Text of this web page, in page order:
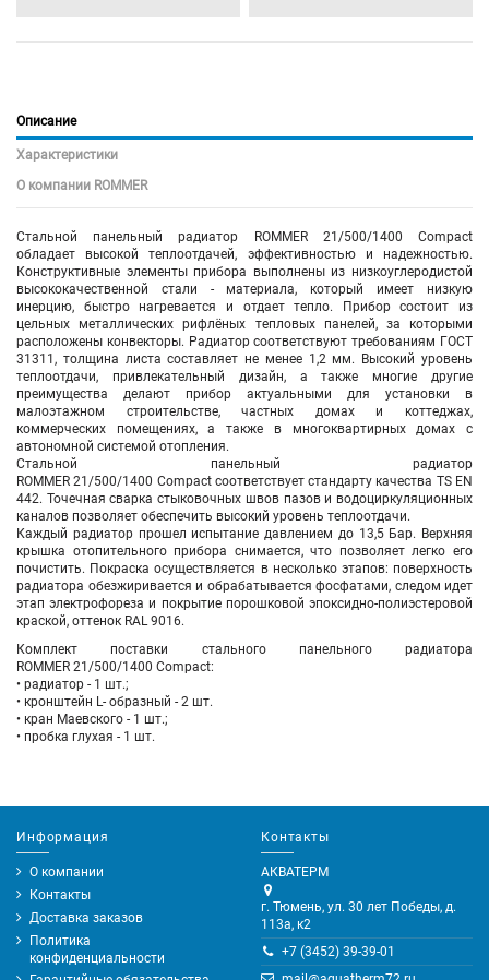
Описание
Характеристики
О компании ROMMER
Стальной панельный радиатор ROMMER 21/500/1400 Compact
обладает высокой теплоотдачей, эффективностью и надежностью.
Конструктивные элементы прибора выполнены из низкоуглеродистой
высококачественной стали - материала, который имеет низкую
инерцию, быстро нагревается и отдает тепло. Прибор состоит из
цельных металлических рифлёных тепловых панелей, за которыми
расположены конвекторы. Радиатор соответствуют требованиям ГОСТ
31311, толщина листа составляет не менее 1,2 мм. Высокий уровень
теплоотдачи, привлекательный дизайн, а также многие другие
преимущества делают прибор актуальными для установки в
малоэтажном строительстве, частных домах и коттеджах,
коммерческих помещениях, а также в многоквартирных домах с
автономной системой отопления.
Стальной панельный радиатор
ROMMER 21/500/1400 Compact соответствует стандарту качества TS EN
442. Точечная сварка стыковочных швов пазов и водоциркуляционных
каналов позволяет обеспечить высокий уровень теплоотдачи.
Каждый радиатор прошел испытание давлением до 13,5 Бар. Верхняя
крышка отопительного прибора снимается, что позволяет легко его
почистить. Покраска осуществляется в несколько этапов: поверхность
радиатора обезжиривается и обрабатывается фосфатами, следом идет
этап электрофореза и покрытие порошковой эпоксидно-полиэстеровой
краской, оттенок RAL 9016.
Комплект поставки стального панельного радиатора
ROMMER 21/500/1400 Compact:
• радиатор - 1 шт.;
• кронштейн L- образный - 2 шт.
• кран Маевского - 1 шт.;
• пробка глухая - 1 шт.
Информация
О компании
Контакты
Доставка заказов
Политика
конфиденциальности
Контакты
АКВАТЕРМ
г. Тюмень, ул. 30 лет Победы, д.
113а, к2
+7 (3452) 39-39-01